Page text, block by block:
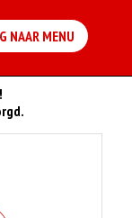
NAAR MENU